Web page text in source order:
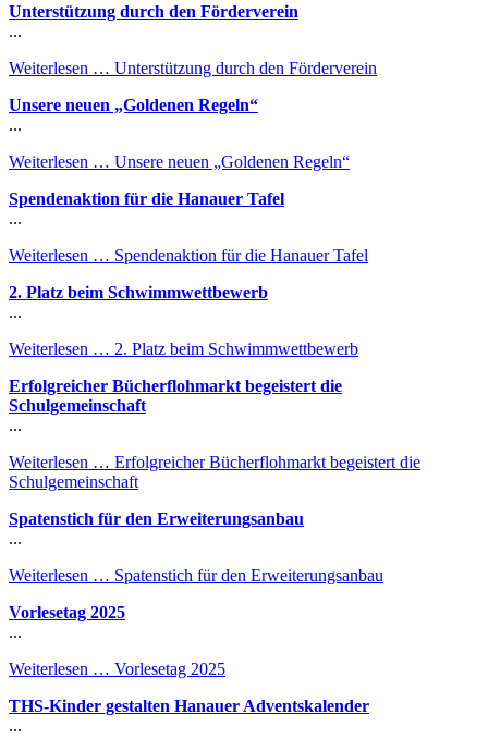
Unterstützung durch den Förderverein
...
Weiterlesen … Unterstützung durch den Förderverein
Unsere neuen „Goldenen Regeln“
...
Weiterlesen … Unsere neuen „Goldenen Regeln“
Spendenaktion für die Hanauer Tafel
...
Weiterlesen … Spendenaktion für die Hanauer Tafel
2. Platz beim Schwimmwettbewerb
...
Weiterlesen … 2. Platz beim Schwimmwettbewerb
Erfolgreicher Bücherflohmarkt begeistert die
Schulgemeinschaft
...
Weiterlesen … Erfolgreicher Bücherflohmarkt begeistert die
Schulgemeinschaft
Spatenstich für den Erweiterungsanbau
...
Weiterlesen … Spatenstich für den Erweiterungsanbau
Vorlesetag 2025
...
Weiterlesen … Vorlesetag 2025
THS-Kinder gestalten Hanauer Adventskalender
...